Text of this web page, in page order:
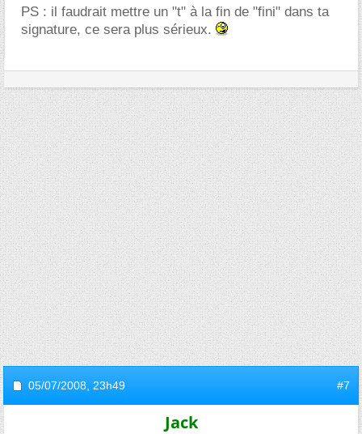
PS : il faudrait mettre un "t" à la fin de "fini" dans ta
signature, ce sera plus sérieux.
05/07/2008, 23h49 #7
Jack